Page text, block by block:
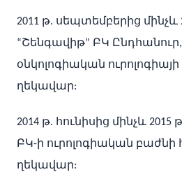
2011 թ. սեպտեմբերից մինչև
“Շենգավիթ” ԲԿ
օնկոլոգիական ուրոլոգիայի
ղեկավար:
2014 թ. հունիսից մինչև 2015
ԲԿ-ի ուրոլոգիական բաժնի
ղեկավար: